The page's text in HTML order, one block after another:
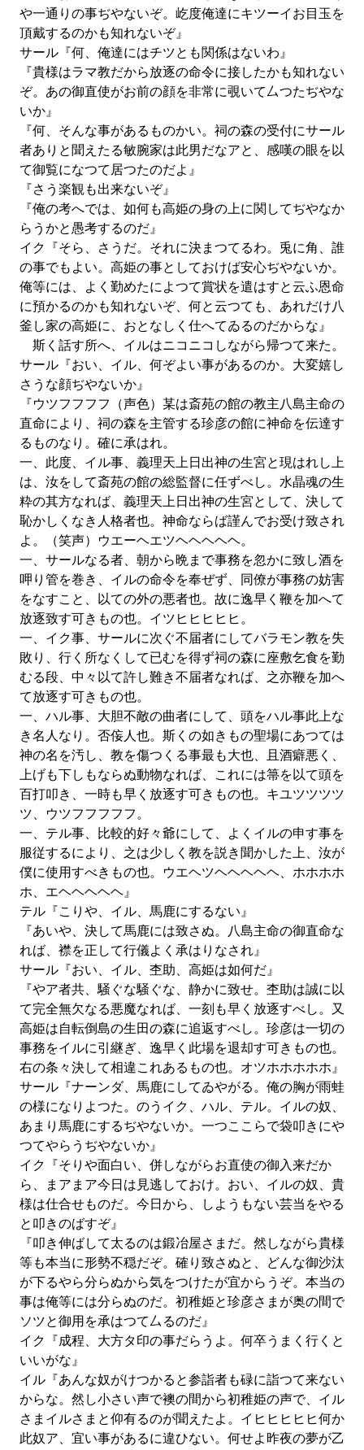
や一通りの事ぢやないぞ。屹度俺達にキツーイお目玉を
頂戴するのかも知れないぞ』
サール『何、俺達にはチツとも関係はないわ』
『貴様はラマ教だから放逐の命令に接したかも知れない
ぞ。あの御直使がお前の顔を非常に覗いて厶つたぢやな
いか』
『何、そんな事があるものかい。祠の森の受付にサール
者ありと聞えたる敏腕家は此男だなアと、感嘆の眼を以
て御覧になつて居つたのだよ』
『さう楽観も出来ないぞ』
『俺の考へでは、如何も高姫の身の上に関してぢやなか
らうかと愚考するのだ』
イク『そら、さうだ。それに決まつてるわ。兎に角、誰
の事でもよい。高姫の事としておけば安心ぢやないか。
俺等には、よく勤めたによつて賞状を遣はすと云ふ恩命
に預かるのかも知れないぞ、何と云つても、あれだけ八
釜し家の高姫に、おとなしく仕へてゐるのだからな』
斯く話す所へ、イルはニコニコしながら帰つて来た。
サール『おい、イル、何ぞよい事があるのか。大変嬉し
さうな顔ぢやないか』
『ウツフフフフ（声色）某は斎苑の館の教主八島主命の
直命により、祠の森を主管する珍彦の館に神命を伝達す
るものなり。確に承はれ。
一、此度、イル事、義理天上日出神の生宮と現はれし上
は、汝をして斎苑の館の総監督に任ずべし。水晶魂の生
粋の其方なれば、義理天上日出神の生宮として、決して
恥かしくなき人格者也。神命ならば謹んでお受け致され
よ。（笑声）ウエーヘエツヘヘヘヘヘ。
一、サールなる者、朝から晩まで事務を忽かに致し酒を
呷り管を巻き、イルの命令を奉ぜず、同僚が事務の妨害
をなすこと、以ての外の悪者也。故に逸早く鞭を加へて
放逐致す可きもの也。イツヒヒヒヒヒ。
一、イク事、サールに次ぐ不届者にしてバラモン教を失
敗り、行く所なくして已むを得ず祠の森に座敷乞食を勤
むる段、中々以て許し難き不届者なれば、之亦鞭を加へ
て放逐す可きもの也。
一、ハル事、大胆不敵の曲者にして、頭をハル事此上な
き名人なり。否侫人也。斯くの如きもの聖場にあつては
神の名を汚し、教を傷つくる事最も大也、且酒癖悪く、
上げも下しもならぬ動物なれば、これには箒を以て頭を
百打叩き、一時も早く放逐す可きもの也。キユツツツツ
ツ、ウツフフフフフ。
一、テル事、比較的好々爺にして、よくイルの申す事を
服従するにより、之は少しく教を説き聞かした上、汝が
僕に使用すべきもの也。ウエヘツヘヘヘヘヘ、ホホホホ
ホ、エヘヘヘヘヘ』
テル『こりや、イル、馬鹿にするない』
『あいや、決して馬鹿には致さぬ。八島主命の御直命な
れば、襟を正して行儀よく承はりなされ』
サール『おい、イル、杢助、高姫は如何だ』
『やア者共、騒ぐな騒ぐな、静かに致せ。杢助は誠に以
て完全無欠なる悪魔なれば、一刻も早く放逐すべし。又
高姫は自転倒島の生田の森に追返すべし。珍彦は一切の
事務をイルに引継ぎ、逸早く此場を退却す可きもの也。
右の条々決して相違これあるもの也。オツホホホホホ』
サール『ナーンダ、馬鹿にしてゐやがる。俺の胸が雨蛙
の様になりよつた。のうイク、ハル、テル。イルの奴、
あまり馬鹿にするぢやないか。一つここらで袋叩きにや
つてやらうぢやないか』
イク『そりや面白い、併しながらお直使の御入来だか
ら、まアまア今日は見逃しておけ。おい、イルの奴、貴
様は仕合せものだ。今日から、しようもない芸当をやる
と叩きのばすぞ』
『叩き伸ばして太るのは鍛冶屋さまだ。然しながら貴様
等も本当に形勢不穏だぞ。確り致さぬと、どんな御沙汰
が下るやら分らぬから気をつけたが宜からうぞ。本当の
事は俺等には分らぬのだ。初稚姫と珍彦さまが奥の間で
ソツと御用を承はつて厶るのだ』
イク『成程、大方タ印の事だらうよ。何卒うまく行くと
いいがな』
イル『あんな奴がけつかると参詣者も碌に詣つて来ない
からな。然し小さい声で襖の間から初稚姫の声で、イル
さまイルさまと仰有るのが聞えたよ。イヒヒヒヒヒ何か
此奴ア、宜い事があるに違ひない。何せよ昨夜の夢が乙